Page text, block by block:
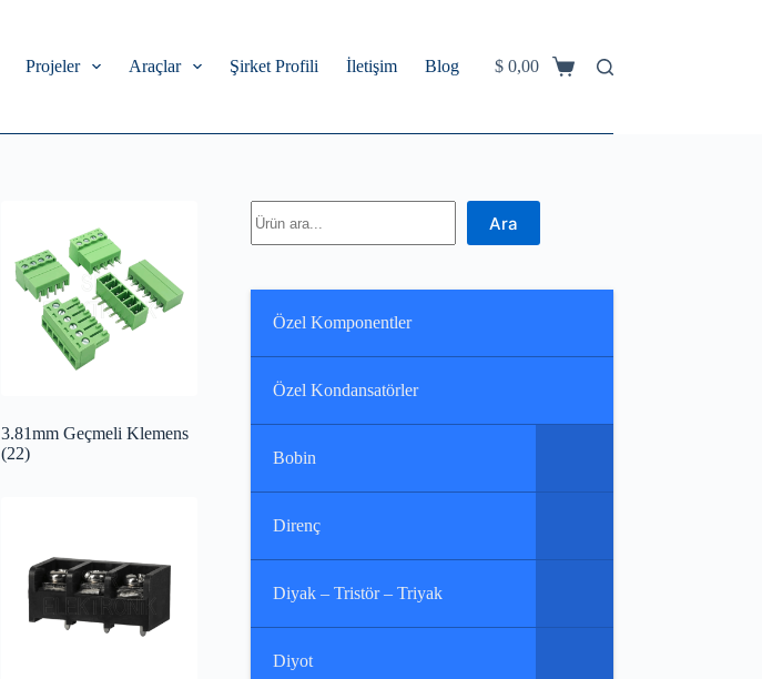
Projeler Araçlar Şirket Profili İletişim Blog
Shopping
$ 0,00
3.81mm Geçmeli Klemens
(22)
Ara
Özel Komponentler
Özel Kondansatörler
Bobin
Direnç
Diyak – Tristör – Triyak
Diyot